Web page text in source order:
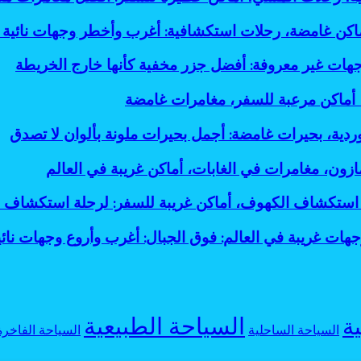
غامضة، رحلات استكشافية: أغرب وأخطر وجهات نائية
غير معروفة: أفضل جزر مخفية كأنها خارج الخريطة
أماكن مرعبة للسفر، مغامرات غامضة
بحيرات غامضة: أجمل بحيرات ملونة بألوان لا تصدق
مغامرات في الغابات، أماكن غريبة في العالم
الكهوف، أماكن غريبة للسفر: لرحلة استكشاف
غريبة في العالم: فوق الجبال: أغرب وأروع وجهات
السياحة الساحلية السياحة الطبيعية السياحة